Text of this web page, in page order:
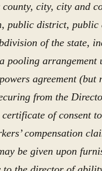
city, city and
public district, public
of the state,
pooling arrangement
agreement (but
from the
of consent
compensation
be given upon